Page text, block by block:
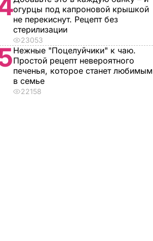
это с
гора
пух,
огурцы под капроновой крышкой
не перекиснут. Рецепт без
стерилизации
23053
Нежные "Поцелуйчики" к чаю.
Простой рецепт невероятного
печенья, которое станет любимым
в семье
22158